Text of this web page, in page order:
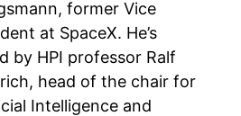
former Vice
at SpaceX. He’s
by HPI professor Ralf
head of the chair for
Intelligence and